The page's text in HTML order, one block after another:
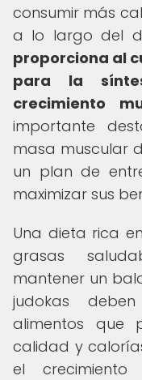
consumir más
a lo largo del
proporciona al
para la
crecimiento
importante
masa muscular
un plan de
maximizar sus
Una dieta rica
grasas
mantener un
judokas
alimentos que
calidad y
el